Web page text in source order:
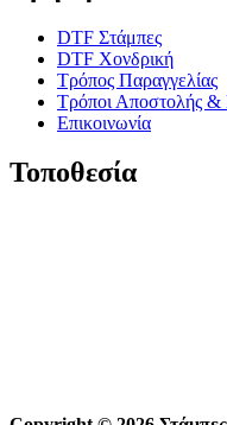
DTF Στάμπες
DTF Χονδρική
Τρόπος Παραγγελίας
Τρόποι Αποστολής
Επικοινωνία
Τοποθεσία